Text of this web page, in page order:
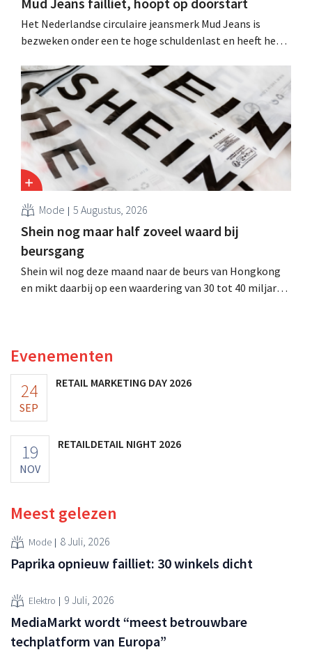
Het Nederlandse circulaire jeansmerk Mud Jeans is
bezweken onder een te hoge schuldenlast en heeft het
evenwel dat het verhaal hiermee niet eindigt.
Mode 5 Augustus, 2026
Shein nog maar half zoveel waard bij
beursgang
Shein wil nog deze maand naar de beurs van Hongkong
en mikt daarbij op een waardering van 30 tot 40 miljard
Evenementen
24
SEP
RETAIL MARKETING DAY 2026
19
NOV
RETAILDETAIL NIGHT 2026
Meest gelezen
Mode 8 Juli, 2026
Paprika opnieuw failliet: 30 winkels dicht
Elektro 9 Juli, 2026
MediaMarkt wordt “meest betrouwbare
techplatform van Europa”